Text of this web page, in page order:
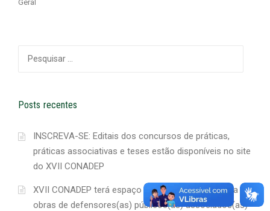
Geral
por:
Posts recentes
INSCREVA-SE: Editais dos concursos de práticas,
práticas associativas e teses estão disponíveis no site
do XVII CONADEP
XVII CONADEP terá espaço para exposição e venda de
obras de defensores(as) públicos(as) associados(as)